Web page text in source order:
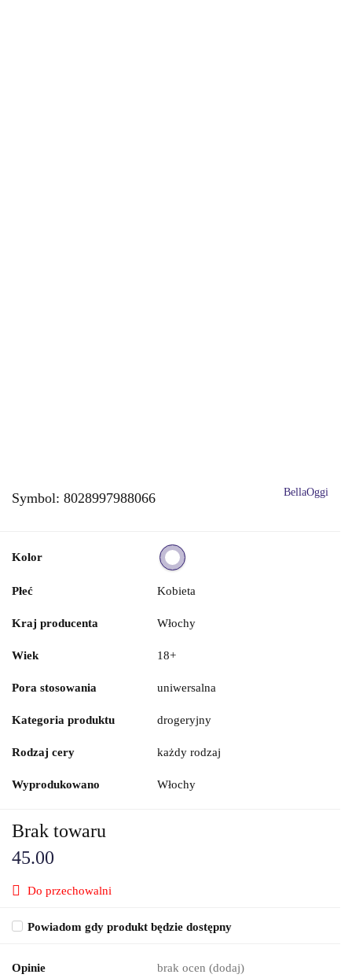
Symbol: 8028997988066 BellaOggi
Kolor
Płeć Kobieta
Kraj producenta Włochy
Wiek 18+
Pora stosowania uniwersalna
Kategoria produktu drogeryjny
Rodzaj cery każdy rodzaj
Wyprodukowano Włochy
Brak towaru
45.00
Do przechowalni
Powiadom gdy produkt będzie dostępny
Opinie brak ocen (dodaj)